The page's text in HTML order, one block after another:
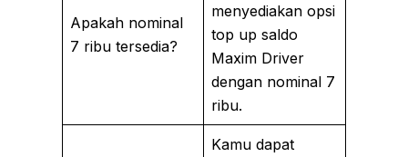
Apakah nominal
7 ribu tersedia?
menyediakan opsi
top up saldo
Maxim Driver
dengan nominal 7
ribu.
Kamu dapat